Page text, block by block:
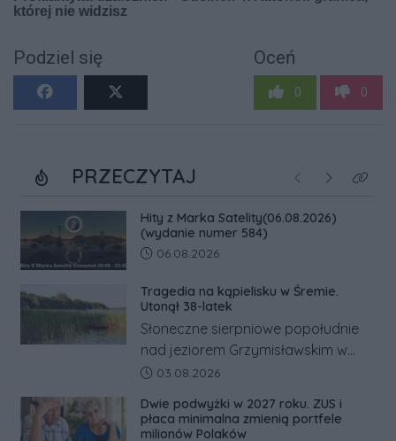
Podziel się Oceń
0 0
PRZECZYTAJ Poprzednie
NastępneKliknij
Hity z Marka Satelity(06.08.2026)
(wydanie numer 584)
Data dodania artykułu:
06.08.2026
Tragedia na kąpielisku w Śremie.
Utonął 38-latek
Słoneczne sierpniowe popołudnie
nad jeziorem Grzymisławskim w
powiecie śremskim zakończyło się
odwrócić nawet natychmiastowe
działania służb ratunkowych.
Data dodania artykułu:
03.08.2026
Dwie podwyżki w 2027 roku. ZUS i
płaca minimalna zmienią portfele
milionów Polaków